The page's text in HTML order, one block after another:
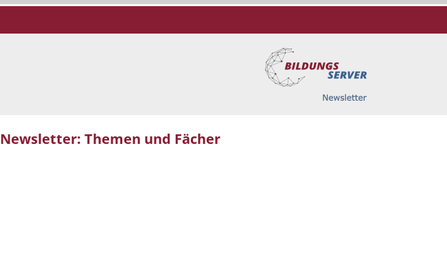
Newsletter: Themen und Fächer